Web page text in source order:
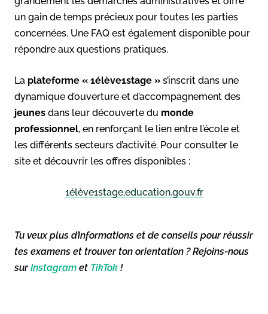
un gain de temps précieux pour toutes les parties
concernées. Une FAQ est également disponible pour
répondre aux questions pratiques.
La plateforme « 1élève1stage » s’inscrit dans une
dynamique d’ouverture et d’accompagnement des
jeunes dans leur découverte du monde
professionnel, en renforçant le lien entre l’école et
les différents secteurs d’activité. Pour consulter le
site et découvrir les offres disponibles :
1élève1stage.education.gouv.fr
Tu veux plus d’informations et de conseils pour réussir
tes examens et trouver ton orientation ? Rejoins-nous
surInstagram et TikTok !